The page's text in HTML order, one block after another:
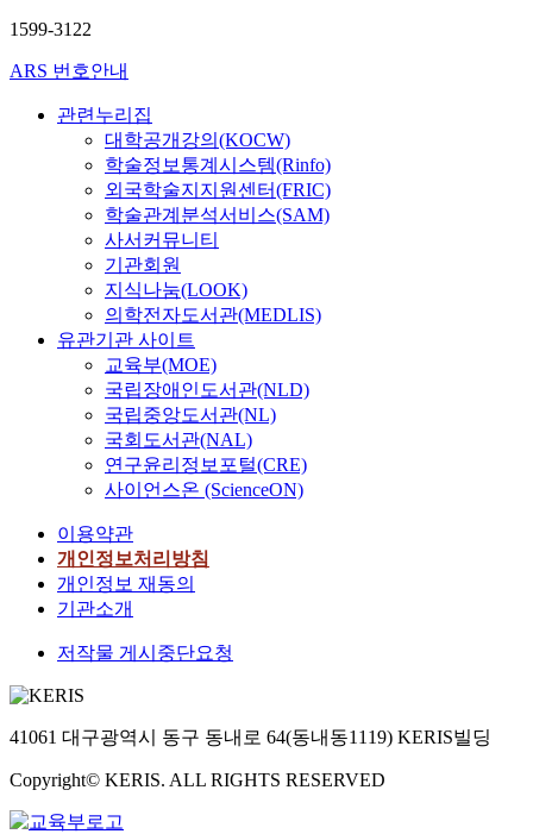
1599-3122
ARS 번호안내
관련누리집
대학공개강의(KOCW)
학술정보통계시스템(Rinfo)
외국학술지지원센터(FRIC)
학술관계분석서비스(SAM)
사서커뮤니티
기관회원
지식나눔(LOOK)
의학전자도서관(MEDLIS)
유관기관 사이트
교육부(MOE)
국립장애인도서관(NLD)
국립중앙도서관(NL)
국회도서관(NAL)
연구윤리정보포털(CRE)
사이언스온 (ScienceON)
이용약관
개인정보처리방침
개인정보 재동의
기관소개
저작물 게시중단요청
41061 대구광역시 동구 동내로 64(동내동1119) KERIS빌딩
Copyright© KERIS. ALL RIGHTS RESERVED